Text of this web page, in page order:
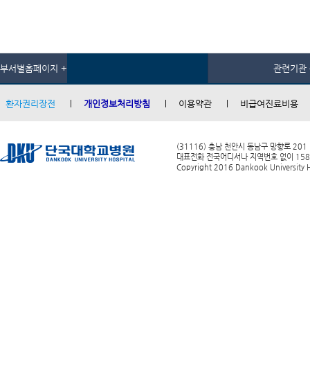
부서별홈페이지 + 관련기관
환자권리장전 개인정보처리방침 이용약관 비급여진료비용
(31116) 충남 천안시 동남구 망향로 201
대표전화 전국어디서나 지역번호 없이
Copyright 2016 Dankook University